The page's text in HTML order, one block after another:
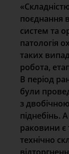
поєднання
систем та
патологія
таких
робота,
В період
були
з
піднебінь.
раковини
технічно